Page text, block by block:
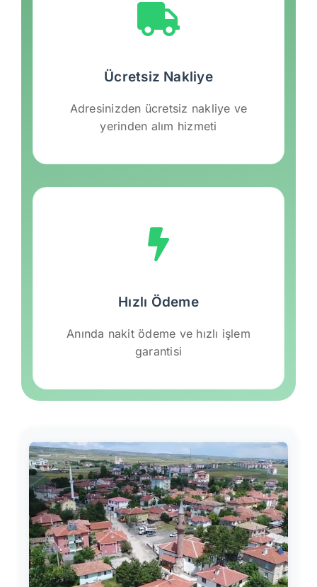
Ücretsiz Nakliye
Adresinizden ücretsiz nakliye ve
yerinden alım hizmeti
Hızlı Ödeme
Anında nakit ödeme ve hızlı işlem
garantisi